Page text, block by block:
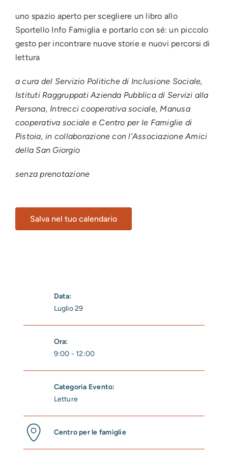
uno spazio aperto per scegliere un libro allo
Sportello Info Famiglia e portarlo con sé: un piccolo
gesto per incontrare nuove storie e nuovi percorsi di
lettura
a cura del Servizio Politiche di Inclusione Sociale,
Istituti Raggruppati Azienda Pubblica di Servizi alla
Persona, Intrecci cooperativa sociale, Manusa
cooperativa sociale e Centro per le Famiglie di
Pistoia, in collaborazione con l’Associazione Amici
della San Giorgio
senza prenotazione
Salva nel tuo calendario
Data:
Luglio 29
Ora:
9:00 - 12:00
Categoria Evento:
Letture
Centro per le famiglie